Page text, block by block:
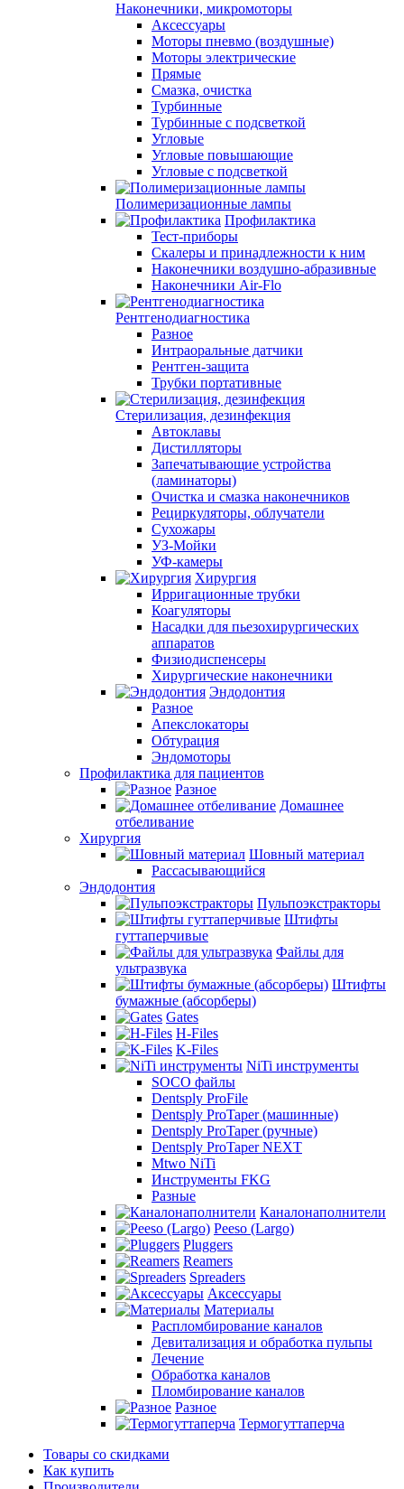
Наконечники, микромоторы
Аксессуары
Моторы пневмо (воздушные)
Моторы электрические
Прямые
Смазка, очистка
Турбинные
Турбинные с подсветкой
Угловые
Угловые повышающие
Угловые с подсветкой
Полимеризационные лампы
Профилактика
Тест-приборы
Скалеры и принадлежности к ним
Наконечники воздушно-абразивные
Наконечники Air-Flo
Рентгенодиагностика
Разное
Интраоральные датчики
Рентген-защита
Трубки портативные
Стерилизация, дезинфекция
Автоклавы
Дистилляторы
Запечатывающие устройства
(ламинаторы)
Очистка и смазка наконечников
Рециркуляторы, облучатели
Сухожары
УЗ-Мойки
УФ-камеры
Хирургия
Ирригационные трубки
Коагуляторы
Насадки для пьезохирургических
аппаратов
Физиодиспенсеры
Хирургические наконечники
Эндодонтия
Разное
Апекслокаторы
Обтурация
Эндомоторы
Профилактика для пациентов
Разное
Домашнее
отбеливание
Хирургия
Шовный материал
Рассасывающийся
Эндодонтия
Пульпоэкстракторы
Штифты
гуттаперчивые
Файлы для
ультразвука
Штифты
бумажные (абсорберы)
Gates
H-Files
K-Files
NiTi инструменты
SOCO файлы
Dentsply ProFile
Dentsply ProTaper (машинные)
Dentsply ProTaper (ручные)
Dentsply ProTaper NEXT
Mtwo NiTi
Инструменты FKG
Разные
Каналонаполнители
Peeso (Largo)
Pluggers
Reamers
Spreaders
Аксессуары
Материалы
Распломбирование каналов
Девитализация и обработка пульпы
Лечение
Обработка каналов
Пломбирование каналов
Разное
Термогуттаперча
Товары со скидками
Как купить